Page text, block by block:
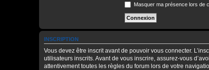
Masquer ma présence lors de
INSCRIPTION
Vous devez être inscrit avant de pouvoir vous connecter.
utilisateurs inscrits. Avant de vous inscrire, assurez-vous
attentivement toutes les règles du forum lors de votre